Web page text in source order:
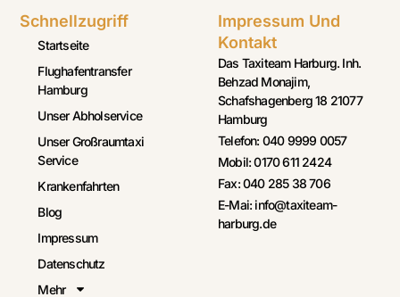
Schnellzugriff
Startseite
Flughafentransfer
Hamburg
Unser Abholservice
Unser Großraumtaxi
Service
Krankenfahrten
Blog
Impressum
Datenschutz
Mehr
Impressum Und
Kontakt
Das Taxiteam Harburg. Inh.
Behzad Monajim,
Schafshagenberg 18 21077
Hamburg
Telefon: 040 9999 0057
Mobil: 0170 611 2424
Fax: 040 285 38 706
E-Mai: info@taxiteam-
harburg.de